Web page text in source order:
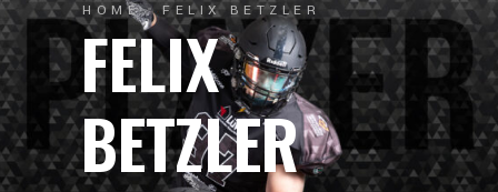
HOME FELIX BETZLER
FELIX
BETZLER